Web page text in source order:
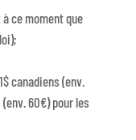
ce moment que
canadiens (env.
60€) pour les